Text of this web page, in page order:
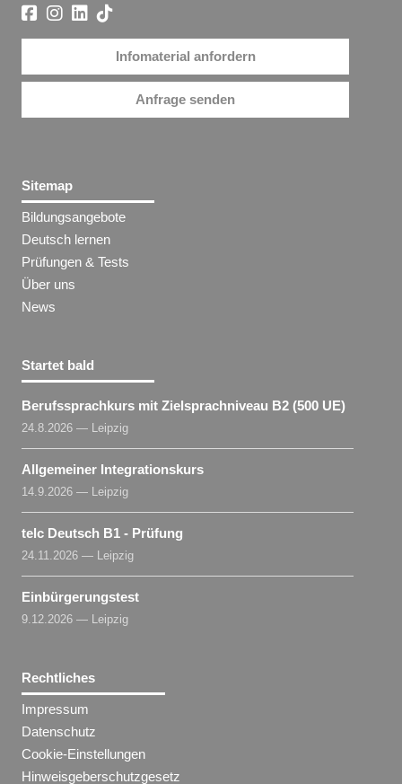
Infomaterial anfordern
Anfrage senden
Sitemap
Bildungsangebote
Deutsch lernen
Prüfungen & Tests
Über uns
News
Startet bald
Berufssprachkurs mit Zielsprachniveau B2 (500 UE)
24.8.2026 — Leipzig
Allgemeiner Integrationskurs
14.9.2026 — Leipzig
telc Deutsch B1 - Prüfung
24.11.2026 — Leipzig
Einbürgerungstest
9.12.2026 — Leipzig
Rechtliches
Impressum
Datenschutz
Cookie-Einstellungen
Hinweisgeberschutzgesetz